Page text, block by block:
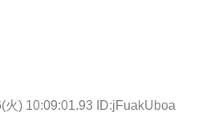
火) 10:09:01.93 ID:jFuakUboa